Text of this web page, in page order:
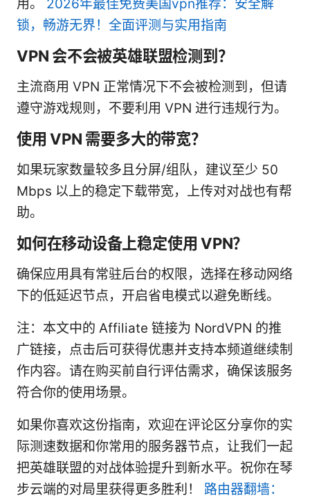
用。 2026年最佳免费美国vpn推荐：安全解
锁，畅游无界！全面评测与实用指南
VPN 会不会被英雄联盟检测到？
主流商用 VPN 正常情况下不会被检测到，但请
遵守游戏规则，不要利用 VPN 进行违规行为。
使用 VPN 需要多大的带宽？
如果玩家数量较多且分屏/组队，建议至少 50
Mbps 以上的稳定下载带宽，上传对对战也有帮
助。
如何在移动设备上稳定使用 VPN？
确保应用具有常驻后台的权限，选择在移动网络
下的低延迟节点，开启省电模式以避免断线。
注：本文中的 Affiliate 链接为 NordVPN 的推
广链接，点击后可获得优惠并支持本频道继续制
作内容。请在购买前自行评估需求，确保该服务
符合你的使用场景。
如果你喜欢这份指南，欢迎在评论区分享你的实
际测速数据和你常用的服务器节点，让我们一起
把英雄联盟的对战体验提升到新水平。祝你在琴
步云端的对局里获得更多胜利！ 路由器翻墙：